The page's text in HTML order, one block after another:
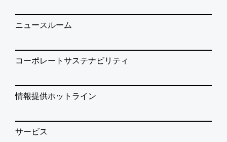
ニュースルーム
コーポレートサステナビリティ
情報提供ホットライン
サービス